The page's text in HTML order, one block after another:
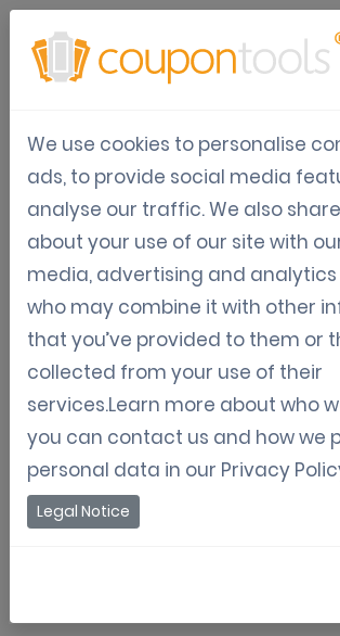
Gamificación
Plataforma de
Desbloquea el poder de los
interactivos con nuestra
gamificación fácil de usar.
te permite crear juegos
atractivos sin necesidad de
codificación.
Prueba gratis
We use cookies to personalise
ads, to provide social media
analyse our traffic. We also
about your use of our site with
media, advertising and
who may combine it with other
that you’ve provided to them or
collected from your use of their
services.Learn more about who
you can contact us and how we
personal data in our Privacy
Legal Notice